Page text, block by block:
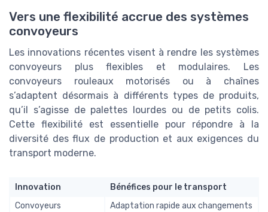
Vers une flexibilité accrue des systèmes
convoyeurs
Les innovations récentes visent à rendre les systèmes
convoyeurs plus flexibles et modulaires. Les
convoyeurs rouleaux motorisés ou à chaînes
s’adaptent désormais à différents types de produits,
qu’il s’agisse de palettes lourdes ou de petits colis.
Cette flexibilité est essentielle pour répondre à la
diversité des flux de production et aux exigences du
transport moderne.
Innovation
Bénéfices pour le transport
Convoyeurs
Adaptation rapide aux changements